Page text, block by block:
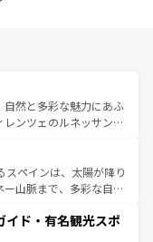
然と多彩な魅力にあふ
ンツェのルネッサンス
やアマルフィ海岸の絶
光の合間には、本場の
料理を堪能することも
ない旅をしてみよう！
スペインは、太陽が降り
山脈まで、多彩な自然
フラメンコ、熱気あふ
生活の一部となってい
イド・有名観光スポ